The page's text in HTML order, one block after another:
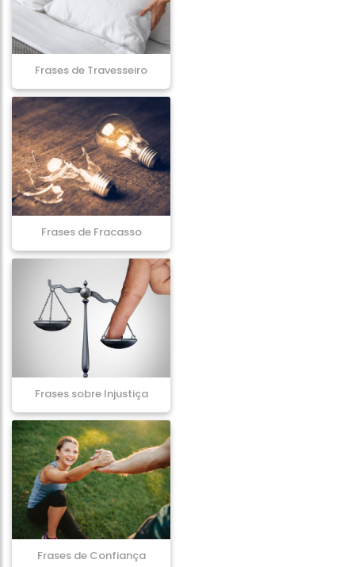
Frases de Travesseiro
Frases de Fracasso
Frases sobre Injustiça
Frases de Confiança